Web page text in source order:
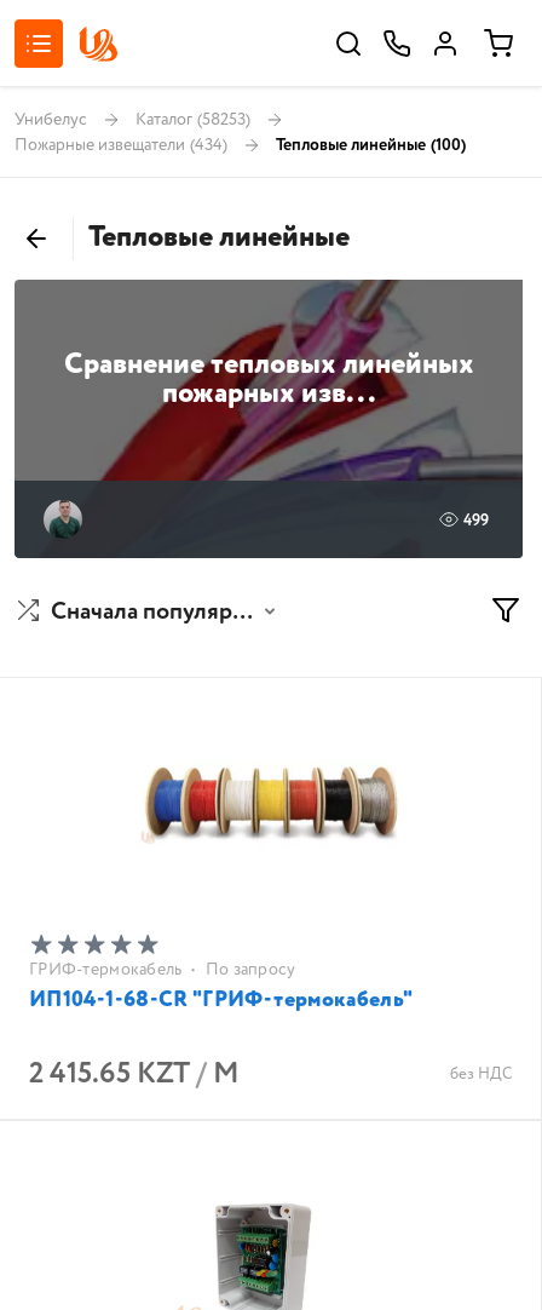
Унибелус Каталог (58253)
Пожарные извещатели (434) Тепловые линейные (100)
Тепловые линейные
Сравнение тепловых линейных
пожарных изв...
499
Сначала популярные
ГРИФ-термокабель • По запросу
ИП104-1-68-CR "ГРИФ-термокабель"
2 415.65 KZT/ М без НДС